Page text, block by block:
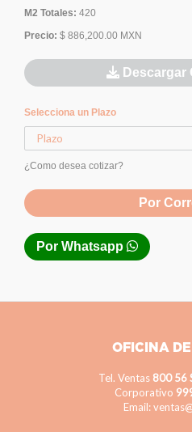
M2 Totales: 420
Precio: $ 886,200.00 MXN
Descargar
Selecciona un Plazo
¿Como desea cotizar?
Por
Por Whatsapp
OFICINA
Tel. Ventas 800 56
Corporativo
Email: